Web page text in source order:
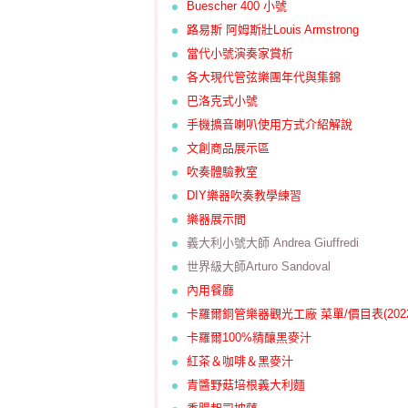
Buescher 400 小號
路易斯 阿姆斯壯Louis Armstrong
當代小號演奏家賞析
各大現代管弦樂團年代與集錦
巴洛克式小號
手機擴音喇叭使用方式介紹解說
文創商品展示區
吹奏體驗教室
DIY樂器吹奏教學練習
樂器展示間
義大利小號大師 Andrea Giuffredi
世界級大師Arturo Sandoval
內用餐廳
卡羅爾銅管樂器觀光工廠 菜單/價目表
卡羅爾100%精釀黑麥汁
紅茶＆咖啡＆黑麥汁
青醬野菇培根義大利麵